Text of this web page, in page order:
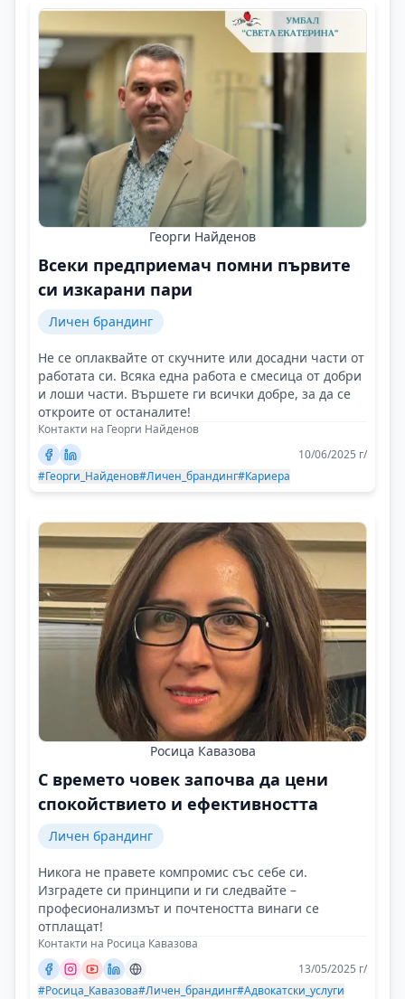
Георги Найденов
Всеки предприемач помни първите
си изкарани пари
Личен брандинг
Не се оплаквайте от скучните или досадни части от
работата си. Всяка една работа е смесица от добри
и лоши части. Вършете ги всички добре, за да се
откроите от останалите!
Контакти на Георги Найденов
10/06/2025 г/
#Георги_Найденов#Личен_брандинг#Кариера
Росица Кавазова
С времето човек започва да цени
спокойствието и ефективността
Личен брандинг
Никога не правете компромис със себе си.
Изградете си принципи и ги следвайте –
професионализмът и почтеността винаги се
отплащат!
Контакти на Росица Кавазова
13/05/2025 г/
#Росица_Кавазова#Личен_брандинг#Адвокатски_услуги